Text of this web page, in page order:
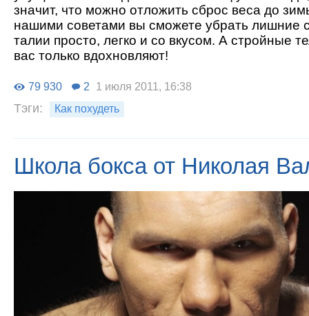
значит, что можно отложить сброс веса до
нашими советами вы сможете убрать лишние
талии просто, легко и со вкусом. А стройные
вас только вдохновляют!
79 930 2 1 июля 2011, 16:38
Тэги: Как похудеть
Школа бокса от Николая